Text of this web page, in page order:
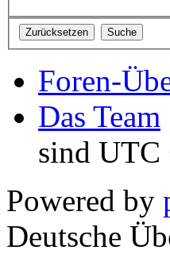
Foren-
Das Team
sind UTC
Powered by
Deutsche